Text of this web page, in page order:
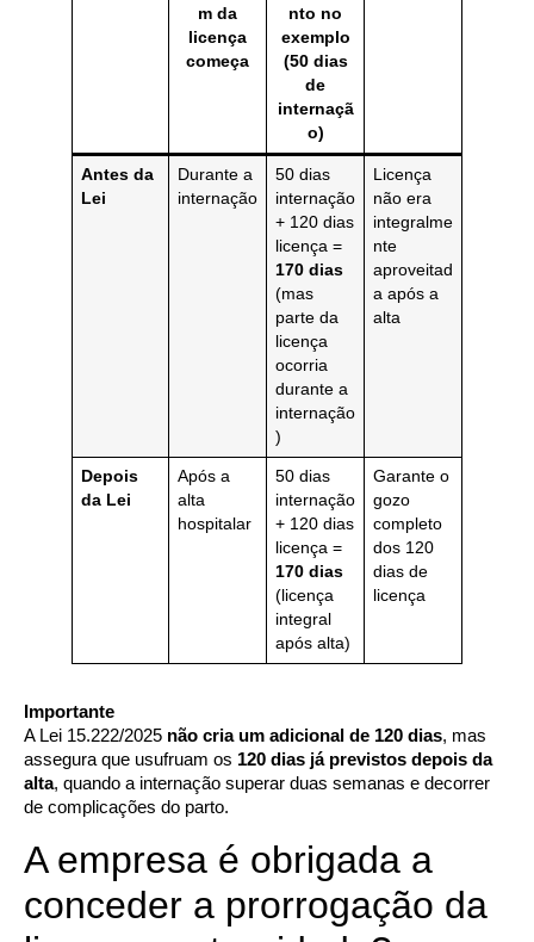
m da
licença
começa
nto no
exemplo
(50 dias
de
internaçã
o)
Antes da
Lei
Durante a
internação
50 dias
internação
+ 120 dias
licença =
170 dias
(mas
parte da
licença
ocorria
durante a
internação
)
Licença
não era
integralme
nte
aproveitad
a após a
alta
Depois
da Lei
Após a
alta
hospitalar
50 dias
internação
+ 120 dias
licença =
170 dias
(licença
integral
após alta)
Garante o
gozo
completo
dos 120
dias de
licença
Importante
A Lei 15.222/2025 não cria um adicional de 120 dias, mas
assegura que usufruam os 120 dias já previstos depois da
alta, quando a internação superar duas semanas e decorrer
de complicações do parto.
A empresa é obrigada a
conceder a prorrogação da